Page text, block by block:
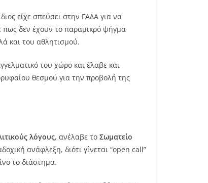
είχε σπεύσει στην ΓΑΔΑ για να
πως δεν έχουν το παραμικρό ψήγμα
και του αθλητισμού.
του χώρο και έλαβε και
θεσμού για την προβολή της
λόγους, ανέλαβε το Σωματείο
ανάφλεξη, διότι γίνεται “open call”
το διάστημα.